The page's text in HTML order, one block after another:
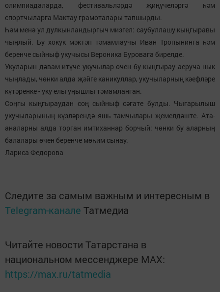
олимпиадаларда, фестивальләрдә җиңүчеләргә һәм
спортчыларга Мактау грамоталары тапшырды.
Һәм менә ул дулкынландыргыч мизгел: саубуллашу кыңгыравы
чыңлый. Бу хокук мәктәп тәмамлаучы Иван Тропынинга һәм
беренче сыйныф укучысы Вероника Буровага бирелде.
Укуларын дәвам итүче укучылар өчен бу кыңгырау аеруча нык
чыңлады, чөнки алда җәйге каникуллар, укучыларның кәефләре
күтәренке - уку елы уңышлы тәмамланган.
Соңгы кыңгыраудан соң сыйныф сәгате булды. Чыгарылыш
укучыларының күзләрендә яшь тамчылары җемелдәште. Ата-
аналарны алда торган имтиханнар борчый: чөнки бу аларның
балалары өчен беренче мөһим сынау.
Лариса Федорова
Следите за самым важным и интересным в
Telegram-канале Татмедиа
Читайте новости Татарстана в
национальном мессенджере MАХ:
https://max.ru/tatmedia